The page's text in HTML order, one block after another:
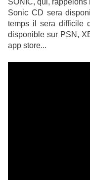
SONIC, qui, rappelons
Sonic CD sera
temps il sera difficile
disponible sur PSN,
app store...